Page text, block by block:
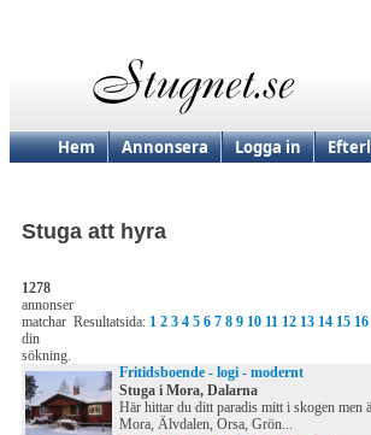
Hem Annonsera Logga in
Stuga att hyra
1278
annonser
matchar
din
sökning.
Resultatsida: 1 2 3 4 5 6 7 8 9 10 11 12 13 14 15 16
Fritidsboende - logi - modernt
Stuga i Mora, Dalarna
Här hittar du ditt paradis mitt i skogen men
Mora, Älvdalen, Orsa, Grön...